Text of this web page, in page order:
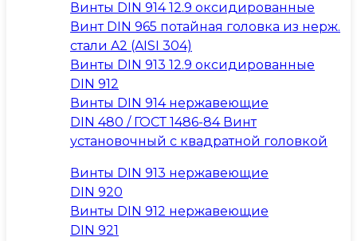
Винты DIN 914 12.9 оксидированные
Винт DIN 965 потайная головка из нерж.
стали A2 (AISI 304)
Винты DIN 913 12.9 оксидированные
DIN 912
Винты DIN 914 нержавеющие
DIN 480 / ГОСТ 1486-84 Винт
установочный с квадратной головкой
Винты DIN 913 нержавеющие
DIN 920
Винты DIN 912 нержавеющие
DIN 921